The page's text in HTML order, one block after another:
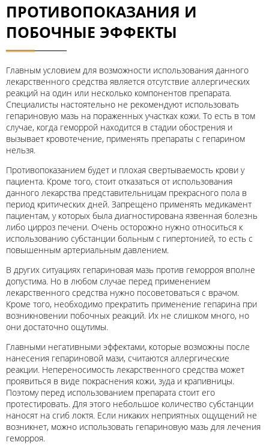
ПРОТИВОПОКАЗАНИЯ И
ПОБОЧНЫЕ ЭФФЕКТЫ
Главным условием для возможности использования данного
лекарственного средства является отсутствие аллергических
реакций на один или несколько компонентов препарата.
Специалисты настоятельно не рекомендуют использовать
гепариновую мазь на пораженных участках кожи. То есть в том
случае, когда геморрой находится в стадии обострения и
вызывает кровотечение, применять препараты с гепарином
нельзя.
Противопоказанием будет и плохая свертываемость крови у
пациента. Кроме того, стоит отказаться от использования
данного лекарства представительницам прекрасного пола в
период критических дней. Запрещено применять медикамент
пациентам, у которых была диагностирована язвенная болезнь
либо цирроз печени. Очень осторожно нужно относиться к
использованию субстанции больным с гипертонией, то есть с
повышенным артериальным давлением.
В других ситуациях гепариновая мазь против геморроя вполне
допустима. Но в любом случае перед применением
лекарственного средства нужно посоветоваться с врачом.
Кроме того, необходимо прекратить применение гепарина при
возникновении побочных реакций. Их не слишком много, но
они достаточно ощутимы.
Главными негативными эффектами, которые возможны после
нанесения гепариновой мази, считаются аллергические
реакции. Непереносимость лекарственного средства может
проявиться в виде покраснения кожи, зуда и крапивницы.
Поэтому перед использованием препарата стоит его
протестировать. Для этого небольшое количество субстанции
наносят на сгиб локтя. Если никаких неприятных ощущений не
возникнет, можно использовать гепариновую мазь для лечения
геморроя.